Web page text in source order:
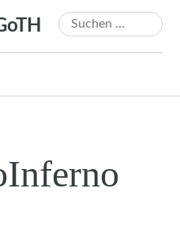
Suchen
nach: